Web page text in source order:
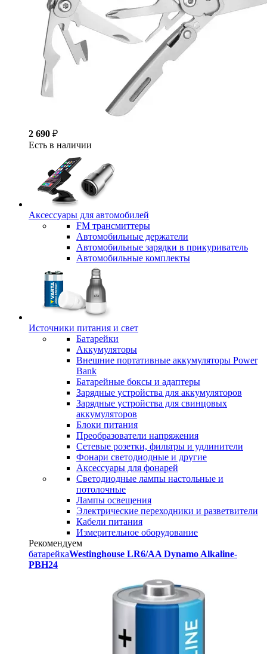
2 690 ₽
Есть в наличии
Аксессуары для автомобилей
FM трансмиттеры
Автомобильные держатели
Автомобильные зарядки в прикуриватель
Автомобильные комплекты
Источники питания и свет
Батарейки
Аккумуляторы
Внешние портативные аккумуляторы Power
Bank
Батарейные боксы и адаптеры
Зарядные устройства для аккумуляторов
Зарядные устройства для свинцовых
аккумуляторов
Блоки питания
Преобразователи напряжения
Сетевые розетки, фильтры и удлинители
Фонари светодиодные и другие
Аксессуары для фонарей
Светодиодные лампы настольные и
потолочные
Лампы освещения
Электрические переходники и разветвители
Кабели питания
Измерительное оборудование
Рекомендуем
батарейкаWestinghouse LR6/AA Dynamo Alkaline-
PBH24